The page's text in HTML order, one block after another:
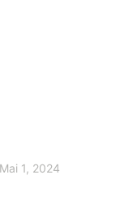
Mai 1, 2024